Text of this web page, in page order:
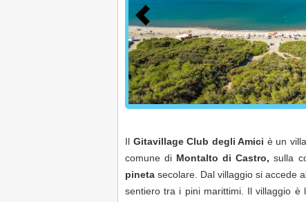
Il Gitavillage Club degli Amici è un
comune di Montalto di Castro, sulla
pineta secolare. Dal villaggio si accede
sentiero tra i pini marittimi. Il villaggio è